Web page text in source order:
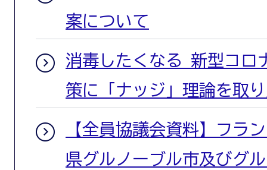
案について
消毒したくなる 新型コロ
策に「ナッジ」理論を取
【全員協議会資料】フラ
県グルノーブル市及びグ